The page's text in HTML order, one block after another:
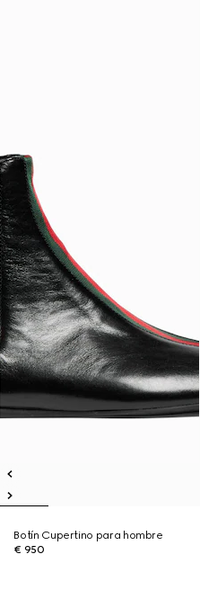
Botín Cupertino para hombre
€ 950